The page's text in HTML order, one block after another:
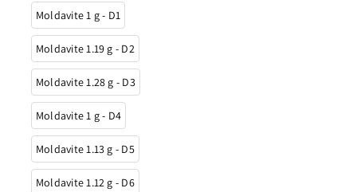
Moldavite 1 g - D1
Moldavite 1.19 g - D2
Moldavite 1.28 g - D3
Moldavite 1 g - D4
Moldavite 1.13 g - D5
Moldavite 1.12 g - D6